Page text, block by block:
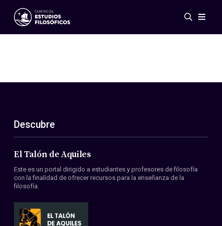
Eventos
ES
EN
Acerca de nosotros
Miembros
Convenios
Descubre
El Talón de Aquiles
Este es un portal dirigido a estudiantes y profesores de filosofía
con la finalidad de ofrecer recursos para la enseñanza de la
filosofía.